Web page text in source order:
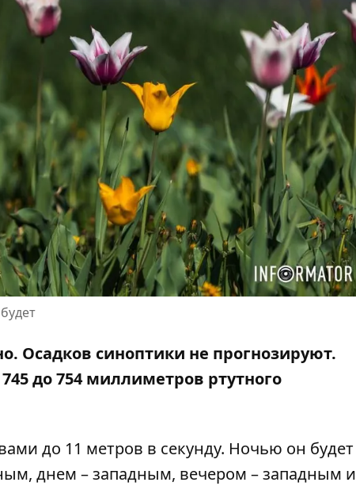
Осадков синоптики не прогнозируют.
до 754 миллиметров ртутного
до 11 метров в секунду. Ночью он будет
днем ​​– западным, вечером – западным и